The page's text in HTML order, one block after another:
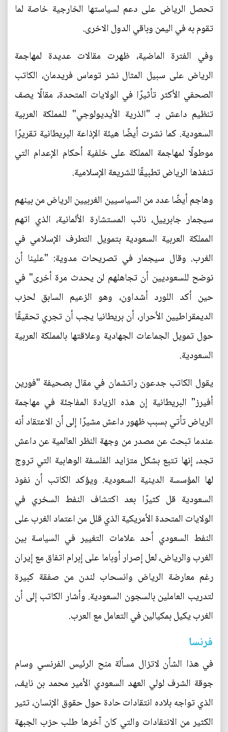
تحصل الرياض على دعم لسياستها الخارجية خاصة لما
تقوم به في اليمن وباقي الدول الاخرى.
وفي الفترة الماضية، ظهرت مقالات عديدة لمهاجمة
الرياض على سبيل المثال نشر توماس فريدمان، الكاتب
الصحفي الأكثر تأثيرًا في الولايات المتحدة، مقالًا يصف
تنظيم داعش بـ "الذرية الأيديولوجي" للمملكة العربية
السعودية. كما نشرت أيضًا هيئة الإذاعة البريطانية تقريرًا
موطولًا لمهاجمة المملكة على خلفية أحكام الإعدام التي
تنفذها الرياض تطبيقًا للشريعة الإسلامية.
وهاجم أيضًا عدد من السياسيين الغربيين الرياض من بينهم
سيجمار جابرييل، نائب المستشارة الألمانية، الذي اتهم
المملكة العربية السعودية بتمويل التطرف الإسلامي في
الغرب. وقال سيجمار في تصريحات مدوية: "علينا أن
نوضح للسعوديين أن تجاهلهم لن يحدث مرة أخرى" في
حين أكد اللورد أشداون، وهو الزعيم السابق لحزب
الديمقراطيين الأحرار، أن بريطانيا يجب أن تجري تحقيقًا
حول تمويل الجماعات الجهادية وعلاقتها بالمملكة العربية
السعودية.
يقول الكاتب جدعون راتشمان في مقال بصحيفة "فورين
أفيرز" البريطانية إن هذه الزيادة المفاجئة في مهاجمة
الرياض تأتي بسبب ظهور داعش مشيرًا إلى أن الاعتقاد أنه
عندما تبحث عن مصدر من وجهة النظر العالمية عن داعش
تجد، إنها تتبع بشكل متزايد الفلسفة الوهابية التي تروج
لها المؤسسة الدينية السعودية. ويؤكد الكاتب أن نفوذ
السعودية قل كثيرًا بعد اكتشاف النفط السخري في
الولايات المتحدة الأمريكية الذي قلل من اعتماد الغرب على
النفط السعودي أحد علامات التغيير في السياسة بين
الغرب والرياض، لعل إصرار أوباما على إبرام اتفاق مع إيران
رغم معارضة الرياض وانسحاب لندن من صفقة كبيرة
لتدريب العاملين بالسجون السعودية. وأشار الكاتب إلى أن
الغرب يكيل بمكيالين في التعامل مع العرب.
فرنسا
في هذا الشأن لاتزال مسألة منح الرئيس الفرنسي وسام
جوقة الشرف لولي العهد السعودي الأمير محمد بن نايف،
الذي تواجه بلاده انتقادات حادة حول حقوق الإنسان، تثير
الكثير من الانتقادات والتي كان آخرها طلب حزب الجبهة